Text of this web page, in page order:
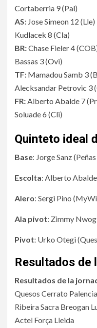
Cortaberria 9(Pal)
AS: Jose Simeon 12 (Lle)
Kudlacek 8 (Cla)
BR:Chase Fieler 4(COB
Bassas 3(Ovi)
TF: Mamadou Samb 3(
Alecksandar Petrovic 3(
FR:Alberto Abalde 7(
Soluade 6 (Cli)
Quinteto ideal
Base: Jorge Sanz
Escolta: Alberto
Alero: Sergi Pino
Ala pivot: Zimmy
Pivot: Urko Otegi
Resultados de
Resultados de la
Quesos Cerrato Palencia
Ribeira Sacra Breogan
Actel Força Lleida